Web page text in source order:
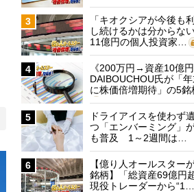
3
「キオクシアが今後も
し続けるかは分からな
11億円の個人投資家…
4
《200万円→資産10億
DAIBOUCHOU氏が「
に株価倍増期待」の5銘
5
ドライアイスを使わず
つ「エンバーミング」
も普及 1～2週間は…
6
【億り人オールスター
銘柄】「総資産69億円
現役トレーダーから“1…